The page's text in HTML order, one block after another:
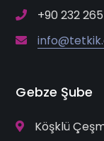
+90 232
Gebze Şube
Köşklü